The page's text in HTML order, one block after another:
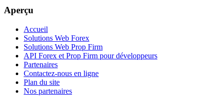
Aperçu
Accueil
Solutions Web Forex
Solutions Web Prop Firm
API Forex et Prop Firm pour développeurs
Partenaires
Contactez-nous en ligne
Plan du site
Nos partenaires